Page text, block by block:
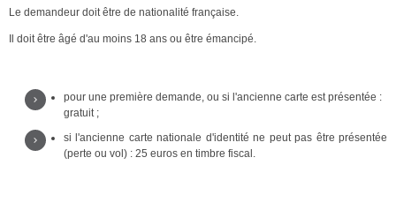
Le demandeur doit être de nationalité française.
Il doit être âgé d'au moins 18 ans ou être émancipé.
pour une première demande, ou si l'ancienne carte est présentée :
gratuit ;
si l'ancienne carte nationale d'identité ne peut pas être présentée
(perte ou vol) : 25 euros en timbre fiscal.